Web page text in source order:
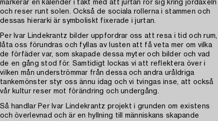
markerar en kalender i takt med att jurtan rör sig kring jordaxeln
och reser runt solen. Också de sociala rollerna i stammen och
dessas hierarki är symboliskt fixerade i jurtan.
Per Ivar Lindekrantz bilder uppfordrar oss att resa i tid och rum,
låta oss förundras och fyllas av lusten att få veta mer om vilka
de förfäder var, som skapade dessa myter och bilder och vad
de en gång stod för. Samtidigt lockas vi att reflektera över i
vilken mån underströmmar från dessa och andra uråldriga
tankemönster styr oss ännu idag och vi tvingas inse, att också
vår kultur reser mot förändring och undergång.
Så handlar Per Ivar Lindekrantz projekt i grunden om existens
och överlevnad och är en hyllning till människans skapande